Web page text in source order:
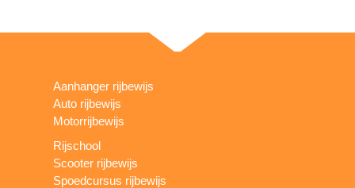
Aanhanger rijbewijs
Auto rijbewijs
Motorrijbewijs
Rijschool
Scooter rijbewijs
Spoedcursus rijbewijs